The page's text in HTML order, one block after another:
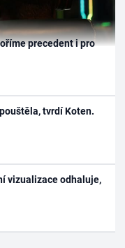
precedent i pro
tvrdí Koten.
vizualizace odhaluje,